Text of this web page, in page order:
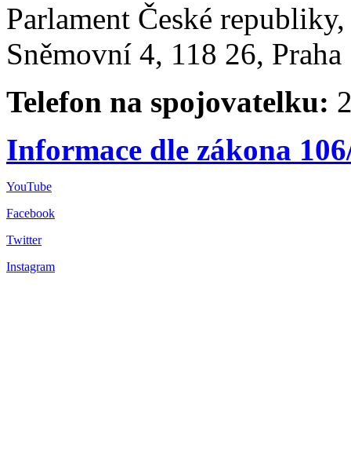
Parlament České
Sněmovní 4, 118 26,
Telefon na spojovatelku:
Informace dle zákona
YouTube
Facebook
Twitter
Instagram